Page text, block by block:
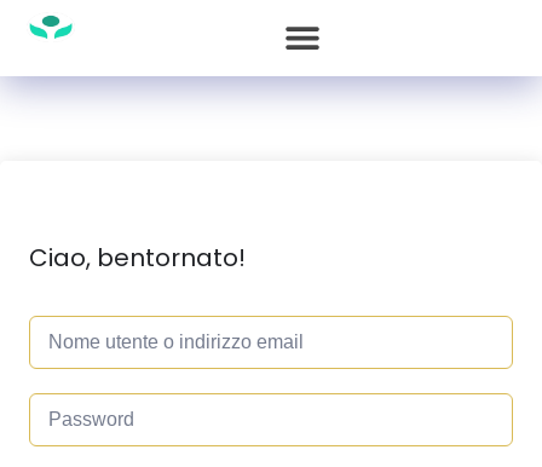
Ciao, bentornato!